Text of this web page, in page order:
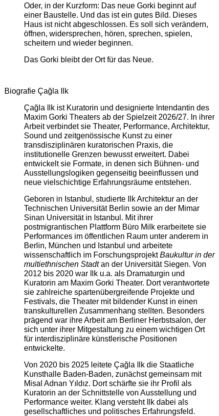
Oder, in der Kurzform: Das neue Gorki beginnt auf
einer Baustelle. Und das ist ein gutes Bild. Dieses
Haus ist nicht abgeschlossen. Es soll sich verändern,
öffnen, widersprechen, hören, sprechen, spielen,
scheitern und wieder beginnen.
Das Gorki bleibt der Ort für das Neue.
Biografie Çağla Ilk
Çağla Ilk ist Kuratorin und designierte Intendantin des
Maxim Gorki Theaters ab der Spielzeit 2026/27. In ihrer
Arbeit verbindet sie Theater, Performance, Architektur,
Sound und zeitgenössische Kunst zu einer
transdisziplinären kuratorischen Praxis, die
institutionelle Grenzen bewusst erweitert. Dabei
entwickelt sie Formate, in denen sich Bühnen- und
Ausstellungslogiken gegenseitig beeinflussen und
neue vielschichtige Erfahrungsräume entstehen.
Geboren in Istanbul, studierte Ilk Architektur an der
Technischen Universität Berlin sowie an der Mimar
Sinan Universität in Istanbul. Mit ihrer
postmigrantischen Plattform Büro Milk erarbeitete sie
Performances im öffentlichen Raum unter anderem in
Berlin, München und Istanbul und arbeitete
wissenschaftlich im ForschungsprojektBaukultur in der
multiethnischen Stadtan der Universität Siegen. Von
2012 bis 2020 war Ilk u.a. als Dramaturgin und
Kuratorin am Maxim Gorki Theater. Dort verantwortete
sie zahlreiche spartenübergreifende Projekte und
Festivals, die Theater mit bildender Kunst in einen
transkulturellen Zusammenhang stellten. Besonders
prägend war ihre Arbeit am Berliner Herbstsalon, der
sich unter ihrer Mitgestaltung zu einem wichtigen Ort
für interdisziplinäre künstlerische Positionen
entwickelte.
Von 2020 bis 2025 leitete Çağla Ilk die Staatliche
Kunsthalle Baden-Baden, zunächst gemeinsam mit
Misal Adnan Yıldız. Dort schärfte sie ihr Profil als
Kuratorin an der Schnittstelle von Ausstellung und
Performance weiter. Klang versteht Ilk dabei als
gesellschaftliches und politisches Erfahrungsfeld.